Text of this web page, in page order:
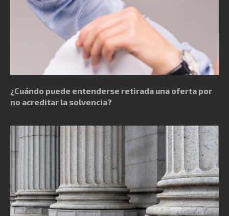
¿Cuándo puede entenderse retirada una oferta por
no acreditar la solvencia?